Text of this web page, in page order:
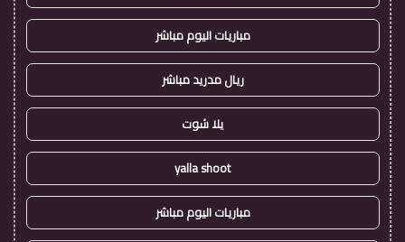
مباريات اليوم مباشر
ريال مدريد مباشر
يلا شوت
yalla shoot
مباريات اليوم مباشر